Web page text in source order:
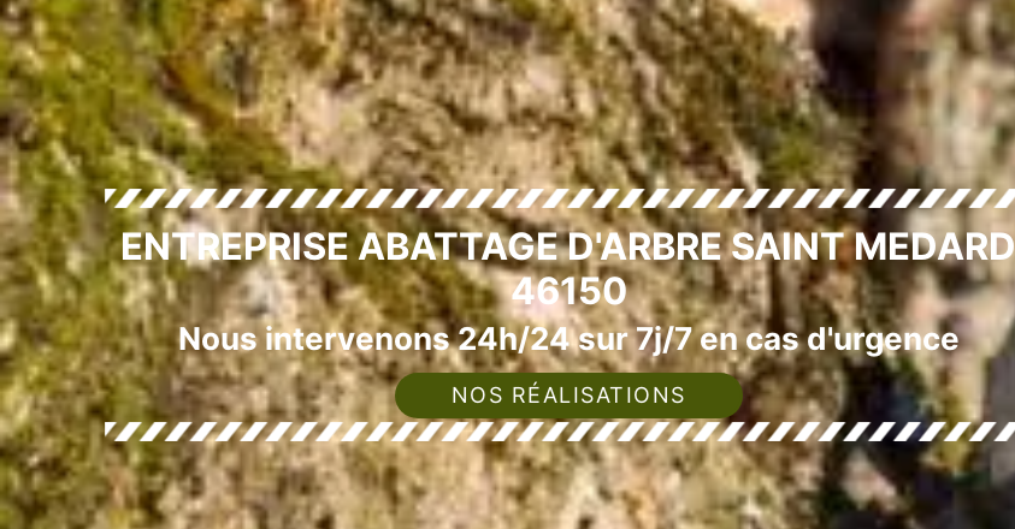
ENTREPRISE ABATTAGE D'ARBRE SAINT MEDARD
46150
Nous intervenons 24h/24 sur 7j/7 en cas d'urgence
NOS RÉALISATIONS